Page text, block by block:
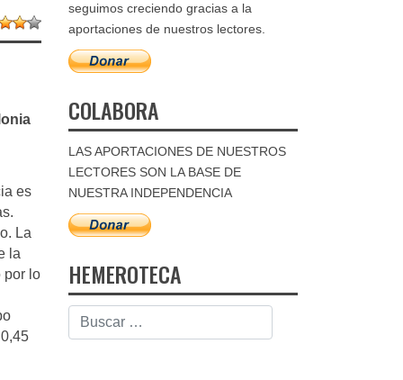
es
La
la
por lo
seguimos creciendo gracias a la
aportaciones de nuestros lectores.
COLABORA
LAS APORTACIONES DE NUESTROS
LECTORES SON LA BASE DE
NUESTRA INDEPENDENCIA
HEMEROTECA